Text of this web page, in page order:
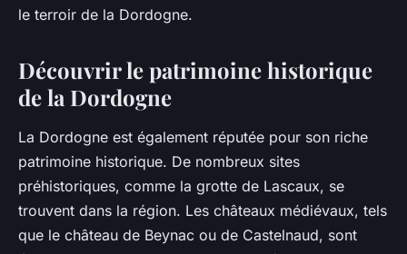
le terroir de la Dordogne.
Découvrir le patrimoine historique
de la Dordogne
La Dordogne est également réputée pour son riche
patrimoine historique. De nombreux sites
préhistoriques, comme la grotte de Lascaux, se
trouvent dans la région. Les châteaux médiévaux, tels
que le château de Beynac ou de Castelnaud, sont